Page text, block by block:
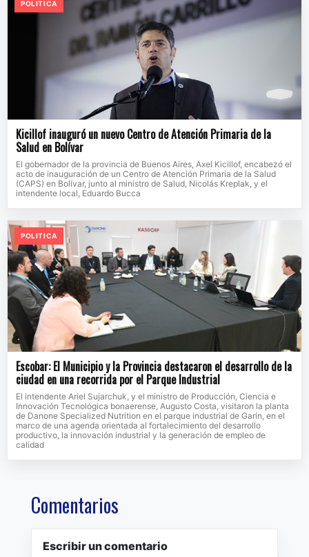
POLITICA
Kicillof inauguró un nuevo Centro de Atención Primaria de la
Salud en Bolívar
El gobernador de la provincia de Buenos Aires, Axel Kicillof, encabezó el
acto de inauguración de un Centro de Atención Primaria de la Salud
(CAPS) en Bolívar, junto al ministro de Salud, Nicolás Kreplak, y el
intendente local, Eduardo Bucca
POLITICA
Escobar: El Municipio y la Provincia destacaron el desarrollo de la
ciudad en una recorrida por el Parque Industrial
El intendente Ariel Sujarchuk, y el ministro de Producción, Ciencia e
Innovación Tecnológica bonaerense, Augusto Costa, visitaron la planta
de Danone Specialized Nutrition en el parque industrial de Garín, en el
marco de una agenda orientada al fortalecimiento del desarrollo
productivo, la innovación industrial y la generación de empleo de
calidad
Comentarios
Escribir un comentario